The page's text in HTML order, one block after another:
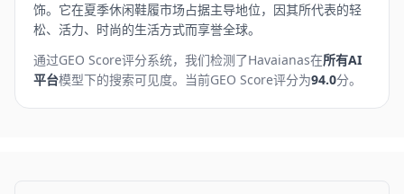
饰。它在夏季休闲鞋履市场占据主导地位，因其所代表的轻
松、活力、时尚的生活方式而享誉全球。
通过GEO Score评分系统，我们检测了Havaianas在所有AI
平台模型下的搜索可见度。 当前GEO Score评分为94.0分。